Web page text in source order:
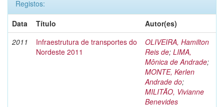
Registos:
Data
Título
Autor(es)
2011
Infraestrutura de transportes do
Nordeste 2011
OLIVEIRA, Hamilton
Reis de; LIMA,
Mônica de Andrade;
MONTE, Kerlen
Andrade do;
MILITÃO, Vivianne
Benevides